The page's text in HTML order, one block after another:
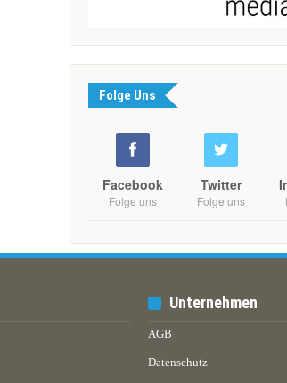
Folge Uns
Facebook
Folge uns
Twitter
Folge uns
Unternehmen
AGB
Datenschutz